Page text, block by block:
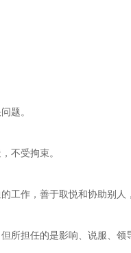
题。
不受拘束。
作，善于取悦和协助别人
担任的是影响、说服、领